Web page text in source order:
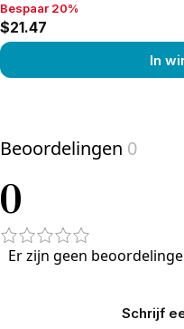
Bespaar 20%, $21.47
Bespaar 20%
$21.47
In
Beoordelingen 0
0
Er zijn geen
Schrijf